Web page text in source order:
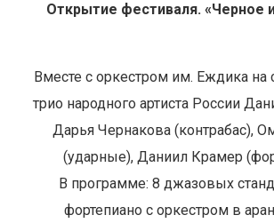
Открытие фестиваля. «Черное
Вместе с оркестром им. Еждика на
трио народного артиста России
Дарья Чернакова (контрабас),
(ударные), Даниил Крамер
В программе: 8 джазовых
фортепиано с оркестром в